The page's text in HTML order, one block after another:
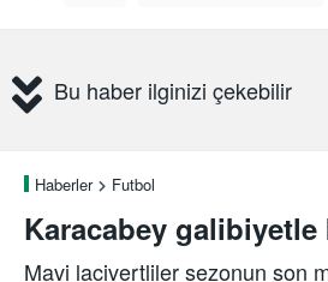
Bu haber ilginizi çekebilir
Haberler Futbol
Karacabey galibiyetle
Mavi lacivertliler sezonun son